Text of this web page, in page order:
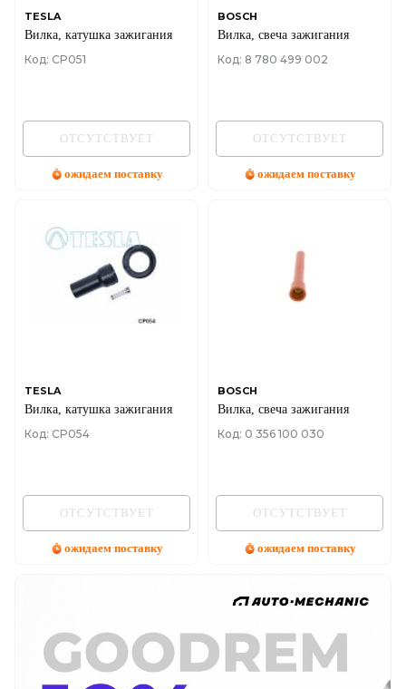
TESLA
Вилка, катушка зажигания
Код: CP051
ОТСУТСТВУЕТ
ожидаем поставку
BOSCH
Вилка, свеча зажигания
Код: 8 780 499 002
ОТСУТСТВУЕТ
ожидаем поставку
TESLA
Вилка, катушка зажигания
Код: CP054
ОТСУТСТВУЕТ
ожидаем поставку
BOSCH
Вилка, свеча зажигания
Код: 0 356 100 030
ОТСУТСТВУЕТ
ожидаем поставку